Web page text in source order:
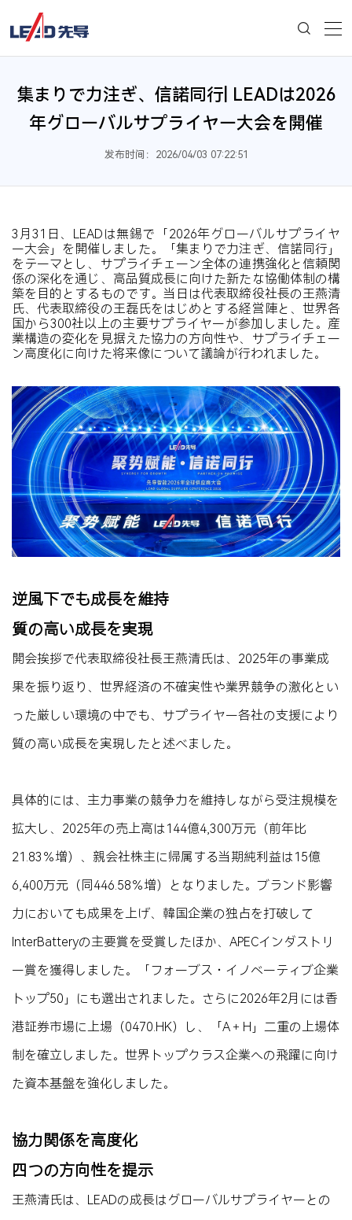
集まりで力注ぎ、信諾同行| LEADは2026
年グローバルサプライヤー大会を開催
发布时间：2026/04/03 07:22:51
3月31日、LEADは無錫で「2026年グローバルサプライヤ
ー大会」を開催しました。「集まりで力注ぎ、信諾同行」
をテーマとし、サプライチェーン全体の連携強化と信頼関
係の深化を通じ、高品質成長に向けた新たな協働体制の構
築を目的とするものです。当日は代表取締役社長の王燕清
氏、代表取締役の王磊氏をはじめとする経営陣と、世界各
国から300社以上の主要サプライヤーが参加しました。産
業構造の変化を見据えた協力の方向性や、サプライチェー
ン高度化に向けた将来像について議論が行われました。
逆風下でも成長を維持
質の高い成長を実現
開会挨拶で代表取締役社長王燕清氏は、2025年の事業成
果を振り返り、世界経済の不確実性や業界競争の激化とい
った厳しい環境の中でも、サプライヤー各社の支援により
質の高い成長を実現したと述べました。
具体的には、主力事業の競争力を維持しながら受注規模を
拡大し、2025年の売上高は144億4,300万元（前年比
21.83％増）、親会社株主に帰属する当期純利益は15億
6,400万元（同446.58％増）となりました。ブランド影響
力においても成果を上げ、韓国企業の独占を打破して
InterBatteryの主要賞を受賞したほか、APECインダストリ
ー賞を獲得しました。「フォーブス・イノベーティブ企業
トップ50」にも選出されました。さらに2026年2月には香
港証券市場に上場（0470.HK）し、「A＋H」二重の上場体
制を確立しました。世界トップクラス企業への飛躍に向け
た資本基盤を強化しました。
協力関係を高度化
四つの方向性を提示
王燕清氏は、LEADの成長はグローバルサプライヤーとの